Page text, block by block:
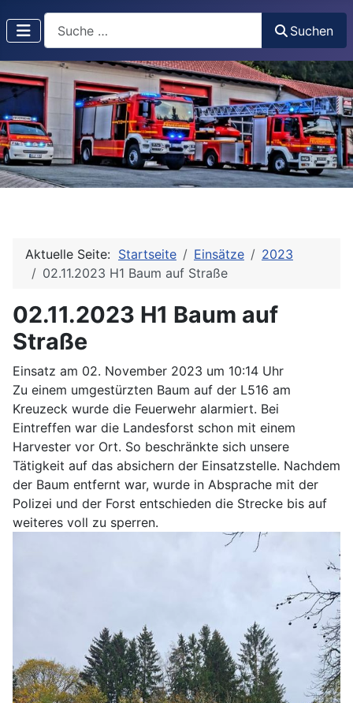
Suchen
Aktuelle Seite: Startseite Einsätze
2023
02.11.2023 H1 Baum auf Straße
02.11.2023 H1 Baum auf
Straße
Einsatz am 02. November 2023 um 10:14 Uhr
Zu einem umgestürzten Baum auf der L516 am
Kreuzeck wurde die Feuerwehr alarmiert. Bei
Eintreffen war die Landesforst schon mit einem
Harvester vor Ort. So beschränkte sich unsere
Tätigkeit auf das absichern der Einsatzstelle. Nachdem
der Baum entfernt war, wurde in Absprache mit der
Polizei und der Forst entschieden die Strecke bis auf
weiteres voll zu sperren.